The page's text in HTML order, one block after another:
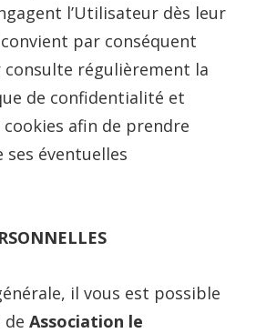
l’Utilisateur dès leur
par conséquent
consulte régulièrement la
de confidentialité et
afin de prendre
ses éventuelles
il vous est possible
de Association le